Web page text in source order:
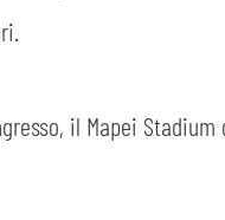
il Mapei